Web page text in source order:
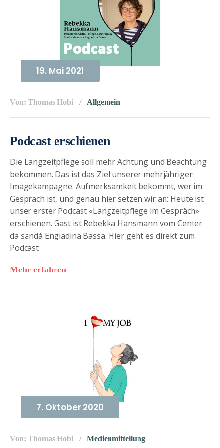
19. Mai 2021
Von: Thomas Hobi Allgemein
Podcast erschienen
Die Langzeitpflege soll mehr Achtung und Beachtung
bekommen. Das ist das Ziel unserer mehrjährigen
Imagekampagne. Aufmerksamkeit bekommt, wer im
Gespräch ist, und genau hier setzen wir an: Heute ist
unser erster Podcast «Langzeitpflege im Gespräch»
erschienen. Gast ist Rebekka Hansmann vom Center
da sandà Engiadina Bassa. Hier geht es direkt zum
Podcast
Mehr erfahren
7. Oktober 2020
Von: Thomas Hobi Medienmitteilung